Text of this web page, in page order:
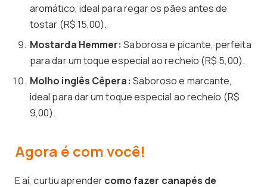
aromático, ideal para regar os pães antes de
tostar (R$ 15,00).
Mostarda Hemmer: Saborosa e picante, perfeita
para dar um toque especial ao recheio (R$ 5,00).
Molho inglês Cêpera: Saboroso e marcante,
ideal para dar um toque especial ao recheio (R$
9,00).
Agora é com você!
E aí, curtiu aprendercomo fazer canapés de